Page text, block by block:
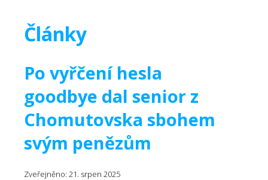
Články
Po vyřčení hesla
goodbye dal senior z
Chomutovska sbohem
svým penězům
Zveřejněno: 21. srpen 2025